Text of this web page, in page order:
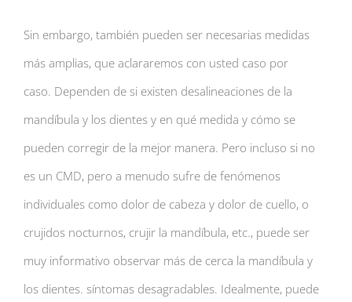
Sin embargo, también pueden ser necesarias medidas
más amplias, que aclararemos con usted caso por
caso. Dependen de si existen desalineaciones de la
mandíbula y los dientes y en qué medida y cómo se
pueden corregir de la mejor manera. Pero incluso si no
es un CMD, pero a menudo sufre de fenómenos
individuales como dolor de cabeza y dolor de cuello, o
crujidos nocturnos, crujir la mandíbula, etc., puede ser
muy informativo observar más de cerca la mandíbula y
los dientes. síntomas desagradables. Idealmente, puede